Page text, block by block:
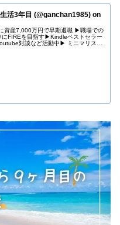
活3年目 (@ganchan1985) on
資産7,000万円で早期退職 ▶︎職場での
にFIREを目指す▶︎Kindleベストセラー
対談など活動中▶︎ ミニマリスト